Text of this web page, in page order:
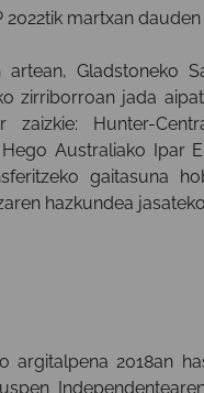
2022tik martxan
artean, Gladstoneko
zirriborroan jada
Hunter-
Australiako Ipar
gaitasuna
hazkundea
argitalpena 2018an